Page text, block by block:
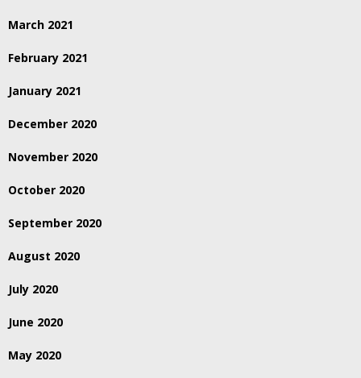
March 2021
February 2021
January 2021
December 2020
November 2020
October 2020
September 2020
August 2020
July 2020
June 2020
May 2020